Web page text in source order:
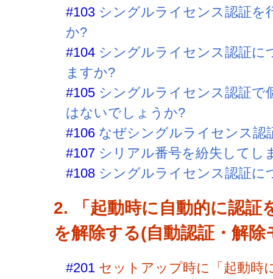
#103 シングルライセンス認証を
か?
#104 シングルライセンス認証に
ますか?
#105 シングルライセンス認証で
はないでしょうか?
#106 なぜシングルライセンス認
#107 シリアル番号を紛失してし
#108 シングルライセンス認証に
2. 「起動時に自動的に認証
を解除する(自動認証・解
#201 セットアップ時に「起動時